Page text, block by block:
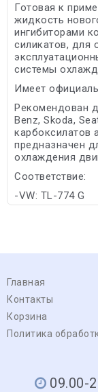
Готовая к
жидкость
ингибиторами
силикатов, для
системы
Имеет
Рекомендован
Benz, Skoda,
карбоксилатов
предназначен
охлаждения
Соответствие:
-VW: TL-774 G
Главная
Контакты
Корзина
Политика
09.00-